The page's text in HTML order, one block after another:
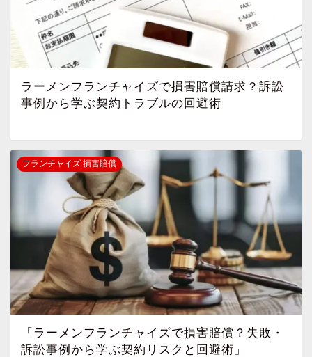
ラーメンフランチャイズで損害賠償請求？訴訟
事例から学ぶ契約トラブルの回避術
フランチャイズ 損害賠償
「ラーメンフランチャイズで損害賠償？失敗・
訴訟事例から学ぶ契約リスクと回避術」